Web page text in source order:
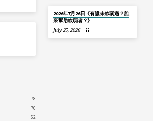
2026年7月26日《有誰未軟弱過？誰
來幫助軟弱者？》
July 25, 2026
78
70
52